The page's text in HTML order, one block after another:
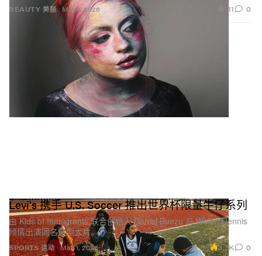
BEAUTY 美丽 May 1, 2026 711 0
SPORTS 运动
Levi's 携手 U.S. Soccer 推出世界杯限量牛仔系列
由 Kids of Immigrants 联合创始人 Daniel Buezo 与 Weleh Dennis
倾情出演同名造型大片。
May 1, 2026 3.2K 0